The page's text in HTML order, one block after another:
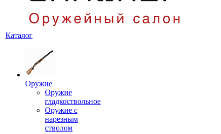
Каталог
Оружие
Оружие
гладкоствольное
Оружие с
нарезным
стволом